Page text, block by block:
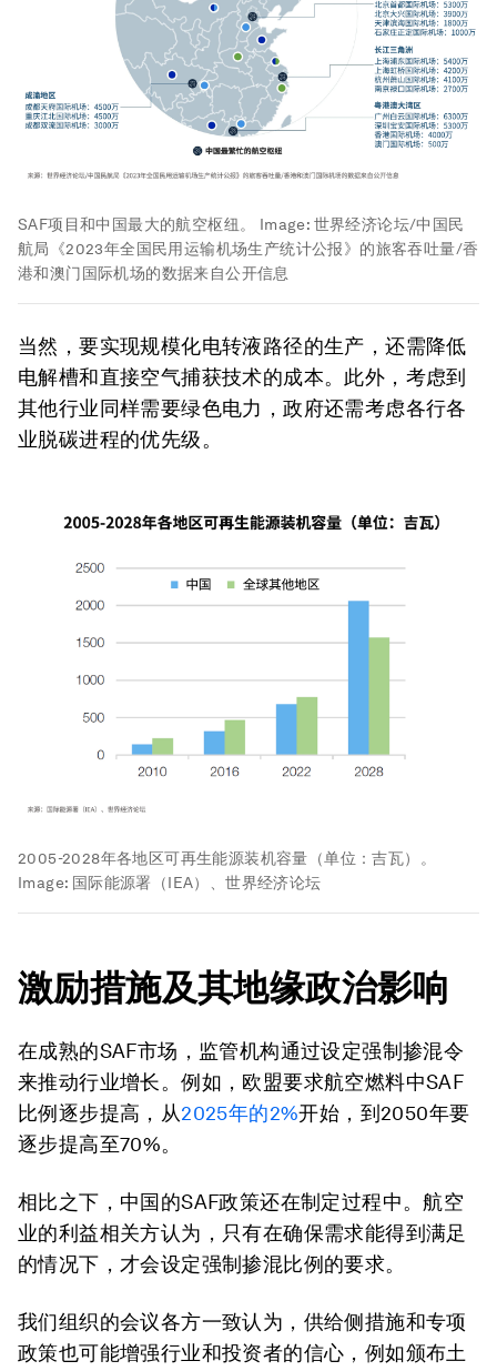
SAF项目和中国最大的航空枢纽。 Image: 世界经济论坛/中国民
航局《2023年全国民用运输机场生产统计公报》的旅客吞吐量/香
港和澳门国际机场的数据来自公开信息
当然，要实现规模化电转液路径的生产，还需降低
电解槽和直接空气捕获技术的成本。此外，考虑到
其他行业同样需要绿色电力，政府还需考虑各行各
业脱碳进程的优先级。
2005-2028年各地区可再生能源装机容量（单位：吉瓦）。
Image: 国际能源署（IEA）、世界经济论坛
激励措施及其地缘政治影响
在成熟的SAF市场，监管机构通过设定强制掺混令
来推动行业增长。例如，欧盟要求航空燃料中SAF
比例逐步提高，从2025年的2%开始，到2050年要
逐步提高至70%。
相比之下，中国的SAF政策还在制定过程中。航空
业的利益相关方认为，只有在确保需求能得到满足
的情况下，才会设定强制掺混比例的要求。
我们组织的会议各方一致认为，供给侧措施和专项
政策也可能增强行业和投资者的信心，例如颁布土